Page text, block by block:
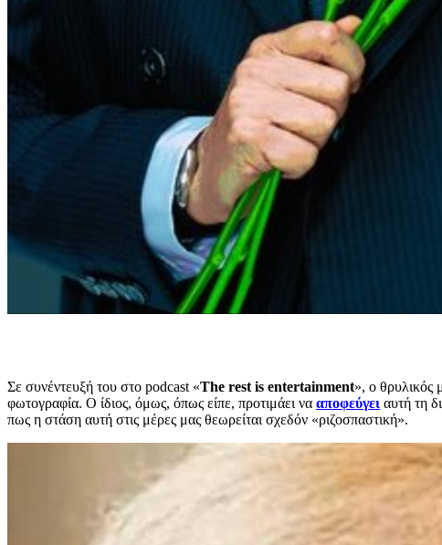
Σε συνέντευξή του στο podcast «The rest is entertainment», ο θρυλικός
φωτογραφία. Ο ίδιος, όμως, όπως είπε, προτιμάει να αποφεύγει αυτή τη
πως η στάση αυτή στις μέρες μας θεωρείται σχεδόν «ριζοσπαστική».